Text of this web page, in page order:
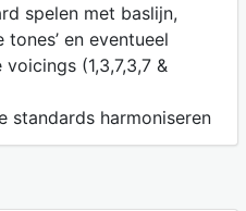
spelen met baslijn,
en eventueel
(1,3,7,3,7 &
standards harmoniseren